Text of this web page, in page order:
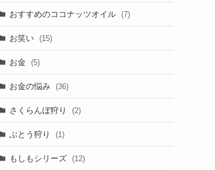
おすすめのココナッツオイル (7)
お笑い (15)
お金 (5)
お金の悩み (36)
さくらんぼ狩り (2)
ぶとう狩り (1)
もしもシリーズ (12)